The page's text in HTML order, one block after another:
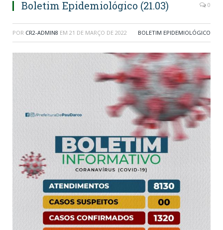
Boletim Epidemiológico (21.03) 0
POR CR2-ADMIN8 EM 21 DE MARÇO DE 2022 BOLETIM EPIDEMIOLÓGICO